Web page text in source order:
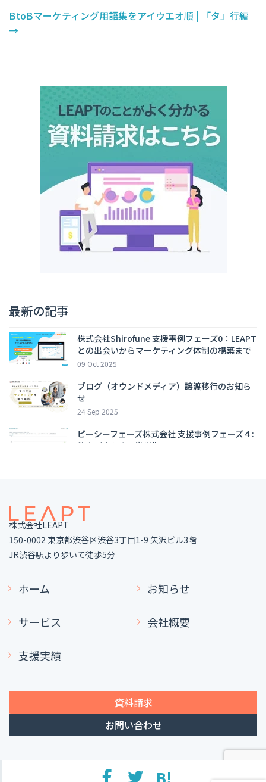
B!
BtoBマーケティング用語集をアイウエオ順 | 「タ」行編
→
最新の記事
株式会社Shirofune 支援事例フェーズ0：LEAPT
との出会いからマーケティング体制の構築まで
09 Oct 2025
ブログ（オウンドメディア）譲渡移行のお知ら
せ
24 Sep 2025
ピーシーフェーズ株式会社 支援事例フェーズ４:
数字が立ち直り激増期間へ
11 Aug 2025
ワークや企業事例を解説
11 Aug 2025
人気の記事
株式会社Shirofune 支援事例フェーズ0：LEAPT
24 Sep 2025
株式会社Shirofuneに対する支援事例の公開
28 May 2025
わる 「わかる」を「できる」に変えるマーケ戦
株式会社LEAPT
150-0002 東京都渋谷区渋谷3丁目1-9 矢沢ビル3階
JR渋谷駅より歩いて徒歩5分
ホーム
サービス
支援実績
お知らせ
会社概要
資料請求
お問い合わせ